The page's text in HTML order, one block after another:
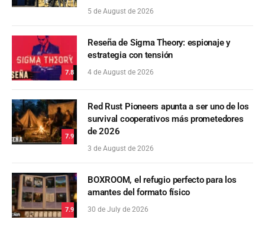
5 de August de 2026
7.8
Reseña de Sigma Theory: espionaje y
estrategia con tensión
4 de August de 2026
7.9
Red Rust Pioneers apunta a ser uno de los
survival cooperativos más prometedores
de 2026
3 de August de 2026
7.9
BOXROOM, el refugio perfecto para los
amantes del formato físico
30 de July de 2026